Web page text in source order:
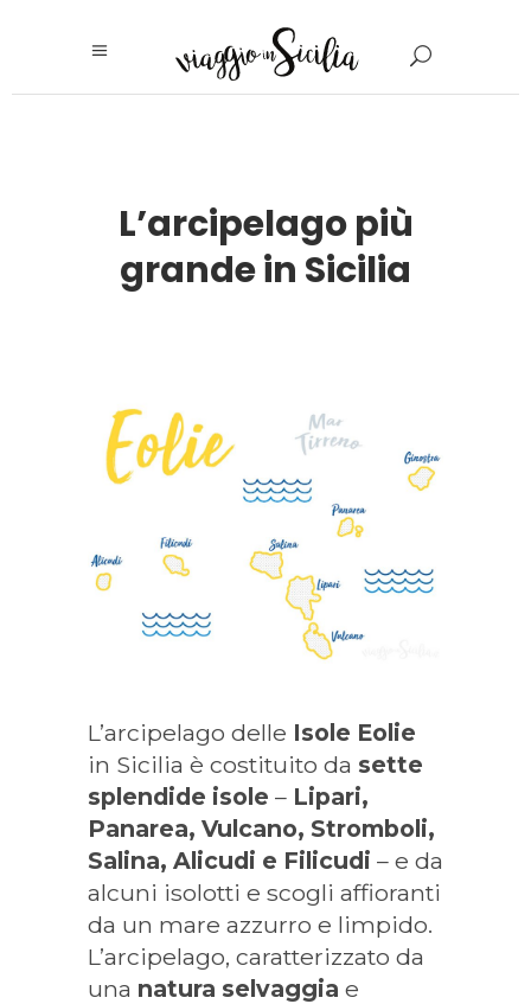
L’arcipelago più
grande in Sicilia
L’arcipelago delle Isole Eolie
in Sicilia è costituito da sette
splendide isole – Lipari,
Panarea, Vulcano, Stromboli,
Salina, Alicudi e Filicudi – e da
alcuni isolotti e scogli affioranti
da un mare azzurro e limpido.
L’arcipelago, caratterizzato da
una natura selvaggia e